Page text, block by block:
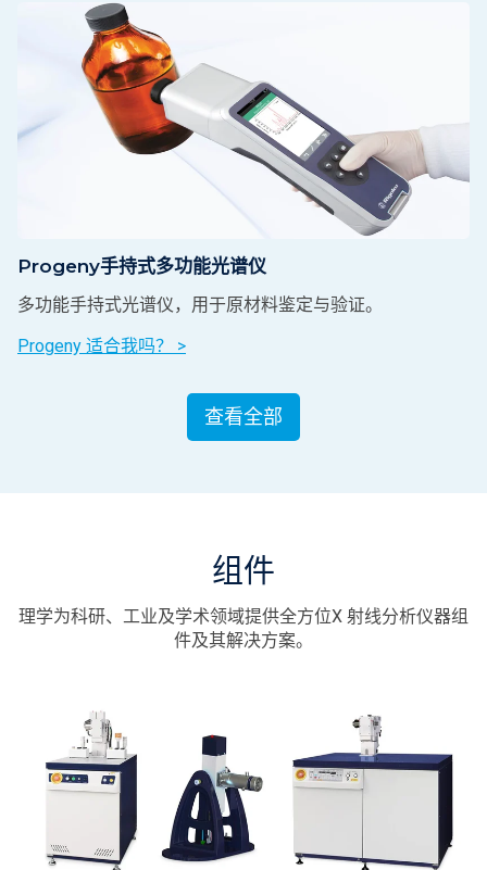
Progeny手持式多功能光谱仪
多功能手持式光谱仪，用于原材料鉴定与验证。
Progeny 适合我吗？ >
查看全部
组件
理学为科研、工业及学术领域提供全方位X 射线分析仪器组
件及其解决方案。